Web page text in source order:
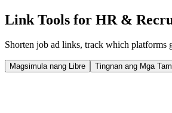
Link Tools for HR &
Shorten job ad links, track which platforms
Magsimula nang Libre Tingnan ang Mga